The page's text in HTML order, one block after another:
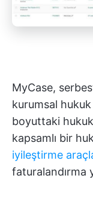
MyCase,
kurumsal
boyuttaki
kapsamlı bir
iyileştirme
faturalandırma